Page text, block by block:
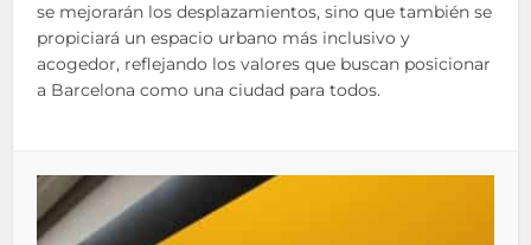
se mejorarán los desplazamientos, sino que también se
propiciará un espacio urbano más inclusivo y
acogedor, reflejando los valores que buscan posicionar
a Barcelona como una ciudad para todos.